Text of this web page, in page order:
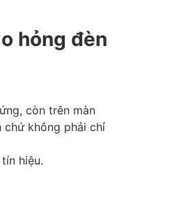
hỏng đèn
còn trên màn
chứ không phải chỉ
hiệu.